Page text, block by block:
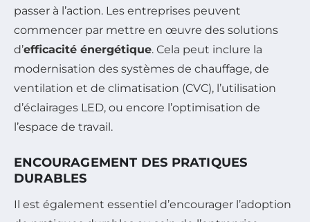
passer à l’action. Les entreprises peuvent
commencer par mettre en œuvre des solutions
d’efficacité énergétique. Cela peut inclure la
modernisation des systèmes de chauffage, de
ventilation et de climatisation (CVC), l’utilisation
d’éclairages LED, ou encore l’optimisation de
l’espace de travail.
ENCOURAGEMENT DES PRATIQUES
DURABLES
Il est également essentiel d’encourager l’adoption